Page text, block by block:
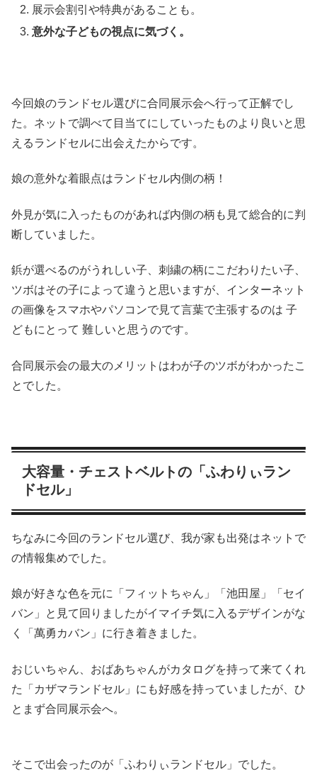
展示会割引や特典があることも。
意外な子どもの視点に気づく。
今回娘のランドセル選びに合同展示会へ行って正解でし
た。ネットで調べて目当てにしていったものより良いと思
えるランドセルに出会えたからです。
娘の意外な着眼点はランドセル内側の柄！
外見が気に入ったものがあれば内側の柄も見て総合的に判
断していました。
鋲が選べるのがうれしい子、刺繍の柄にこだわりたい子、
ツボはその子によって違うと思いますが、インターネット
の画像をスマホやパソコンで見て言葉で主張するのは 子
どもにとって 難しいと思うのです。
合同展示会の最大のメリットはわが子のツボがわかったこ
とでした。
大容量・チェストベルトの「ふわりぃラン
ドセル」
ちなみに今回のランドセル選び、我が家も出発はネットで
の情報集めでした。
娘が好きな色を元に「フィットちゃん」「池田屋」「セイ
バン」と見て回りましたがイマイチ気に入るデザインがな
く「萬勇カバン」に行き着きました。
おじいちゃん、おばあちゃんがカタログを持って来てくれ
た「カザマランドセル」にも好感を持っていましたが、ひ
とまず合同展示会へ。
そこで出会ったのが「ふわりぃランドセル」でした。